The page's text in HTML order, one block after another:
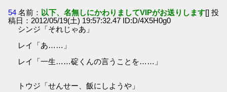
54 名前： 以下、名無しにかわりましてVIPがお送りします[] 投
稿日：2012/05/19(土) 19:57:32.47 ID:D/4X5H0g0
シンジ「それじゃあ」
レイ「あ……」
レイ「一生……碇くんの言うことを……」
トウジ「せんせー、飯にしようや」